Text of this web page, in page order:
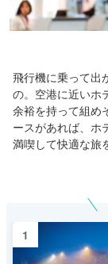
飛行機に乗って出
の。空港に近いホ
余裕を持って組め
ースがあれば、ホ
満喫して快適な旅